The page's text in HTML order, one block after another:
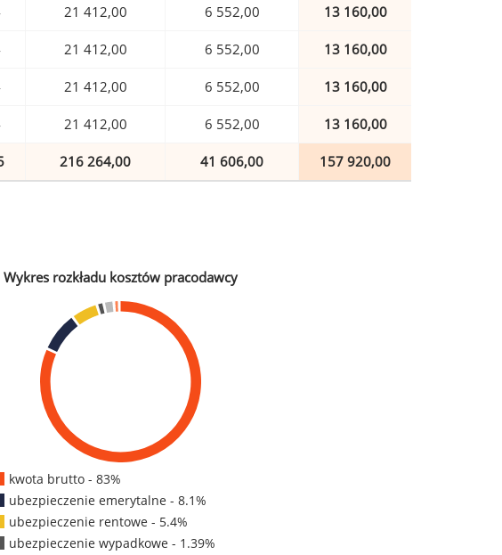
21 412,00 6 552,00 13 160,00
21 412,00 6 552,00 13 160,00
21 412,00 6 552,00 13 160,00
21 412,00 6 552,00 13 160,00
216 264,00 41 606,00 157 920,00
Wykres rozkładu kosztów pracodawcy
kwota brutto - 83%
ubezpieczenie emerytalne - 8.1%
ubezpieczenie rentowe - 5.4%
ubezpieczenie wypadkowe - 1.39%